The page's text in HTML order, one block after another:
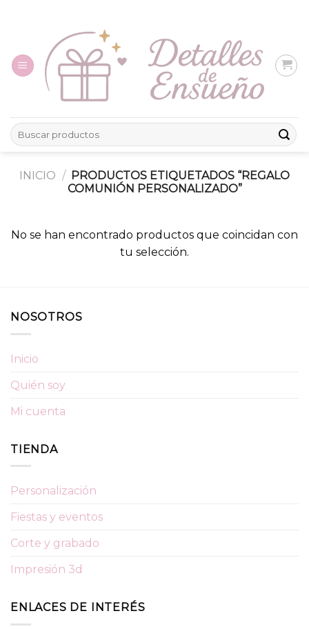
Buscar
por:
INICIO / PRODUCTOS ETIQUETADOS “REGALO
COMUNIÓN PERSONALIZADO”
No se han encontrado productos que coincidan con
tu selección.
NOSOTROS
Inicio
Quién soy
Mi cuenta
TIENDA
Personalización
Fiestas y eventos
Corte y grabado
Impresión 3d
ENLACES DE INTERÉS